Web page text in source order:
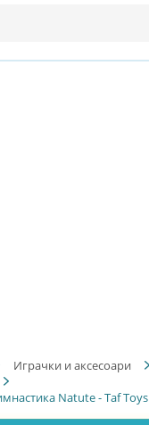
Играчки и аксесоари
Natute - Taf Toys